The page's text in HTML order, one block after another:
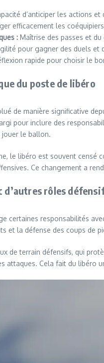
d’anticiper les actions
efficacement les
: Maîtrise des passes et
pour gagner des duels et
rapide pour choisir le
du poste de libéro
de manière significative
pour inclure des
jouer le ballon.
le libéro est souvent censé
Ce changement a
d’autres rôles
certaines responsabilités
et la défense des coups de
de terrain défensifs, qui
attaques. Cela fait du libéro